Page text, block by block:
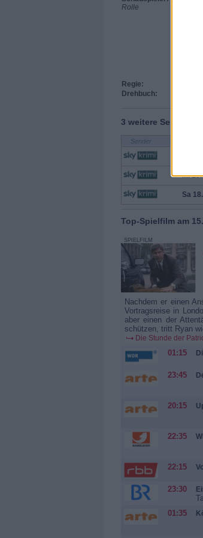
Rolle
Regie:
Drehbuch:
3 weitere
Sender
Mi
Sa
Top-Spielfilm am
SPIELFILM
Nachdem er einen
Vortragsreise in
aber einen der
schützen, tritt Ryan
Die Stunde der
01:15
23:45
20:15
22:35
22:15
23:30
01:35